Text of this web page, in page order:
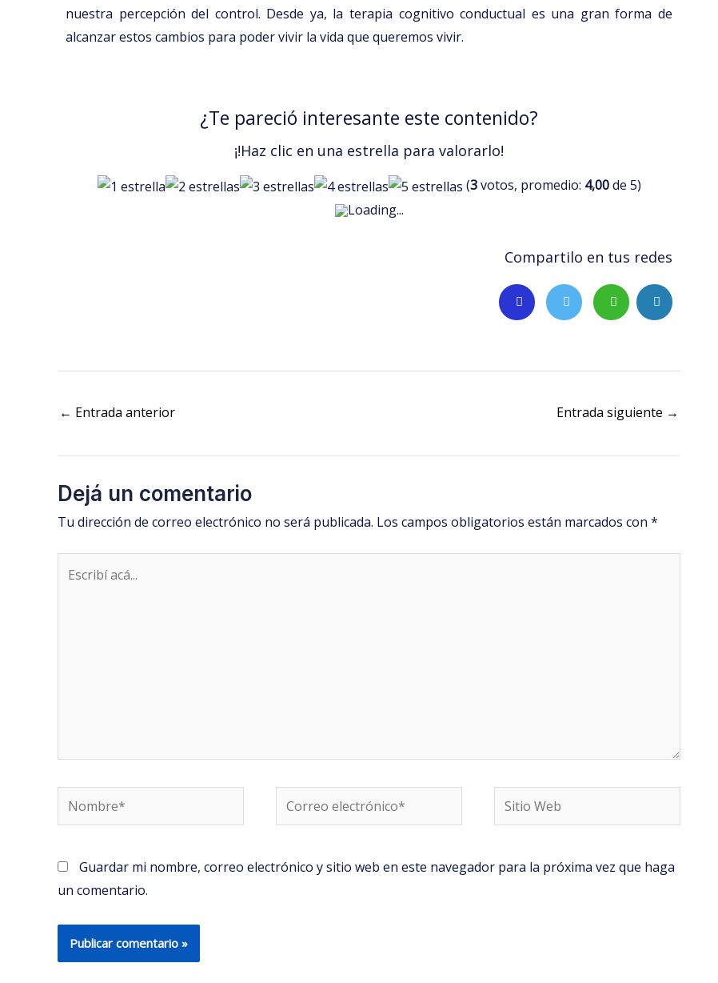
nuestra percepción del control. Desde ya, la terapia cognitivo conductual es una gran forma de
alcanzar estos cambios para poder vivir la vida que queremos vivir.
¿Te pareció interesante este contenido?
¡!Haz clic en una estrella para valorarlo!
(3votos, promedio: 4,00de 5)
Loading...
Compartilo en tus redes
← Entrada anterior Entrada siguiente →
Dejá un comentario
Tu dirección de correo electrónico no será publicada. Los campos obligatorios están marcados con *
Nombre*
Correo
electrónico*
Sitio
Web
Guardar mi nombre, correo electrónico y sitio web en este navegador para la próxima vez que haga
un comentario.